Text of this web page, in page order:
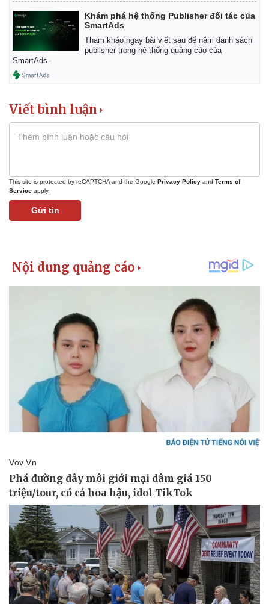
Kinh tế
Bất động sản
Khởi nghiệp
Thị trường
Tiêu dùng
Tỷ giá
Chứng khoán
Khám phá hệ thống Publisher đối tác của
SmartAds
Tham khảo ngay bài viết sau để nắm danh sách
publisher trong hệ thống quảng cáo của
SmartAds.
Viết bình luận
This site is protected by reCAPTCHA and the Google Privacy Policy and Terms of
Service apply.
Gửi tin